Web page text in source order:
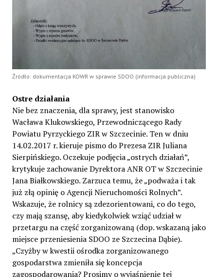
Źródło: dokumentacja KOWR w sprawie SDOO (informacja publiczna)
Ostre działania
Nie bez znaczenia, dla sprawy, jest stanowisko
Wacława Klukowskiego, Przewodniczącego Rady
Powiatu Pyrzyckiego ZIR w Szczecinie. Ten w dniu
14.02.2017 r. kieruje pismo do Prezesa ZIR Juliana
Sierpińskiego. Oczekuje podjęcia „ostrych działań”,
krytykuje zachowanie Dyrektora ANR OT w Szczecinie
Jana Białkowskiego. Zarzuca temu, że „podważa i tak
już złą opinię o Agencji Nieruchomości Rolnych”.
Wskazuje, że rolnicy są zdezorientowani, co do tego,
czy mają szansę, aby kiedykolwiek wziąć udział w
przetargu na część zorganizowaną (dop. wskazaną jako
miejsce przeniesienia SDOO ze Szczecina Dąbie).
„Czyżby w kwestii ośrodka zorganizowanego
gospodarstwa zmieniła się koncepcja
zagospodarowania? Prosimy o wyjaśnienie tej